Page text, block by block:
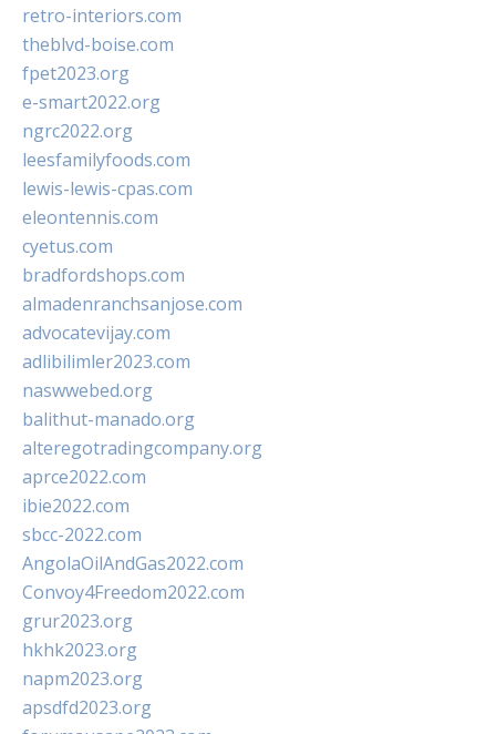
retro-interiors.com
theblvd-boise.com
fpet2023.org
e-smart2022.org
ngrc2022.org
leesfamilyfoods.com
lewis-lewis-cpas.com
eleontennis.com
cyetus.com
bradfordshops.com
almadenranchsanjose.com
advocatevijay.com
adlibilimler2023.com
naswwebed.org
balithut-manado.org
alteregotradingcompany.org
aprce2022.com
ibie2022.com
sbcc-2022.com
AngolaOilAndGas2022.com
Convoy4Freedom2022.com
grur2023.org
hkhk2023.org
napm2023.org
apsdfd2023.org